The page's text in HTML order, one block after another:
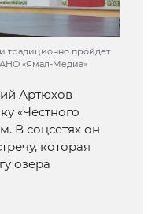
традиционно пройдет
АНО «Ямал-Медиа»
Артюхов
«Честного
В соцсетях он
которая
озера